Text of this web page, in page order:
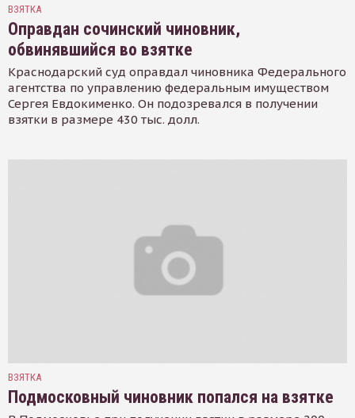
ВЗЯТКА
Оправдан сочинский чиновник,
обвинявшийся во взятке
Краснодарский суд оправдал чиновника Федерального
агентства по управлению федеральным имуществом
Сергея Евдокименко. Он подозревался в получении
взятки в размере 430 тыс. долл.
ВЗЯТКА
Подмосковный чиновник попался на взятке